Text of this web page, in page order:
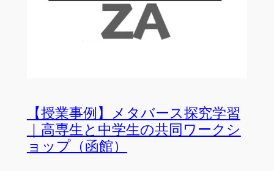
【授業事例】メタバース探究学習
｜高専生と中学生の共同ワークシ
ョップ（函館）